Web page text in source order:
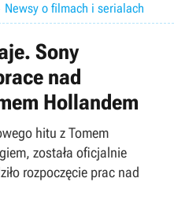
Newsy o filmach i serialach
Sony
nad
Hollandem
hitu z Tomem
została oficjalnie
rozpoczęcie prac nad